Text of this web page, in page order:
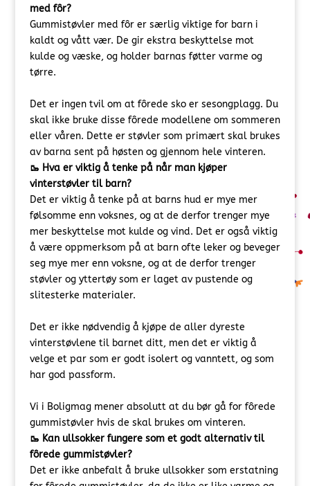
med fôr?
Gummistøvler med fôr er særlig viktige for barn i
kaldt og vått vær. De gir ekstra beskyttelse mot
kulde og væske, og holder barnas føtter varme og
tørre.
Det er ingen tvil om at fôrede sko er sesongplagg. Du
skal ikke bruke disse fôrede modellene om sommeren
eller våren. Dette er støvler som primært skal brukes
av barna sent på høsten og gjennom hele vinteren.
🥾 Hva er viktig å tenke på når man kjøper
vinterstøvler til barn?
Det er viktig å tenke på at barns hud er mye mer
følsomme enn voksnes, og at de derfor trenger mye
mer beskyttelse mot kulde og vind. Det er også viktig
å være oppmerksom på at barn ofte leker og beveger
seg mye mer enn voksne, og at de derfor trenger
støvler og yttertøy som er laget av pustende og
slitesterke materialer.
Det er ikke nødvendig å kjøpe de aller dyreste
vinterstøvlene til barnet ditt, men det er viktig å
velge et par som er godt isolert og vanntett, og som
har god passform.
Vi i Boligmag mener absolutt at du bør gå for fôrede
gummistøvler hvis de skal brukes om vinteren.
🥾 Kan ullsokker fungere som et godt alternativ til
fôrede gummistøvler?
Det er ikke anbefalt å bruke ullsokker som erstatning